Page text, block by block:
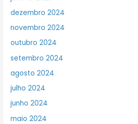
dezembro 2024
novembro 2024
outubro 2024
setembro 2024
agosto 2024
julho 2024
junho 2024
maio 2024